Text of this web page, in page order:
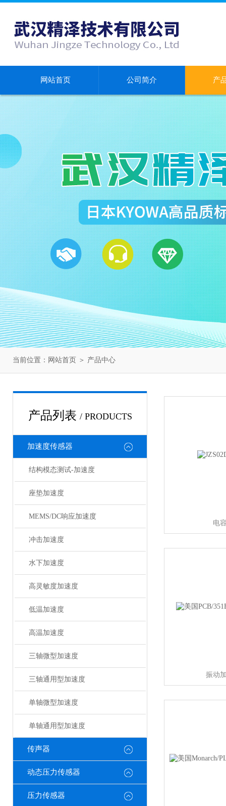
网站首页 公司简介 产
当前位置： 网站首页 ＞ 产品中心
产品列表 / PRODUCTS
加速度传感器
结构模态测试-加速度
座垫加速度
MEMS/DC响应加速度
冲击加速度
水下加速度
高灵敏度加速度
低温加速度
高温加速度
三轴微型加速度
三轴通用型加速度
单轴微型加速度
单轴通用型加速度
传声器
动态压力传感器
压力传感器
电
振动